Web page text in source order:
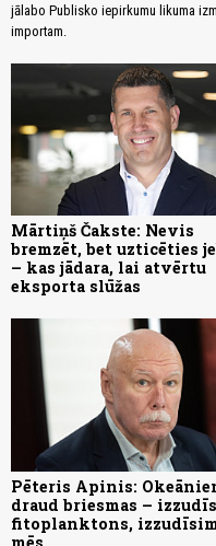
jālabo Publisko iepirkumu likuma
importam.
Mārtiņš Čakste: Nevis
bremzēt, bet uzticēties
– kas jādara, lai atvērtu
eksporta slūžas
Pēteris Apinis:
draud briesmas – izzudīs
fitoplanktons,